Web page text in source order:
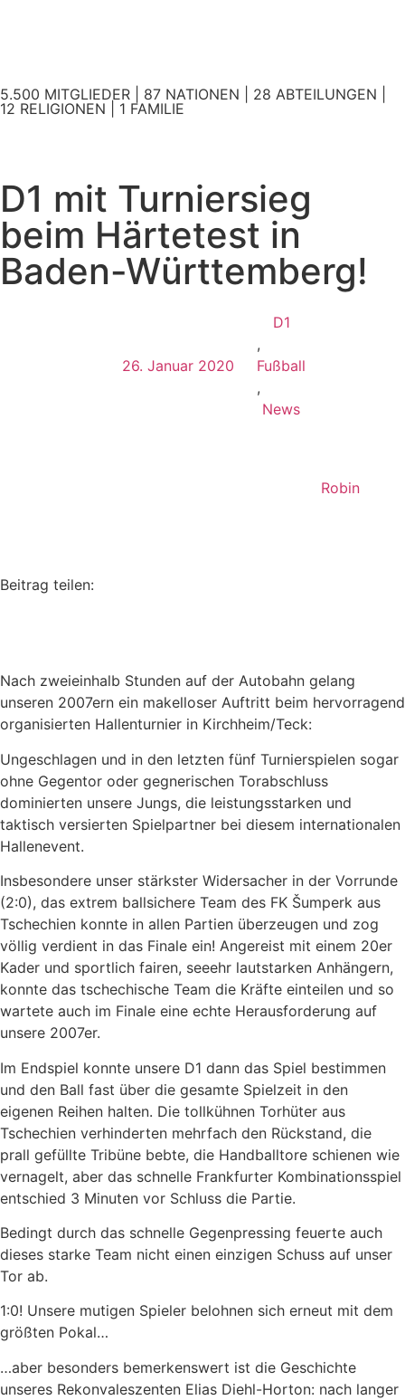
5.500 MITGLIEDER | 87 NATIONEN | 28 ABTEILUNGEN |
12 RELIGIONEN | 1 FAMILIE
D1 mit Turniersieg
beim Härtetest in
Baden-Württemberg!
26. Januar 2020
D1
,
Fußball
,
News
Robin
Beitrag teilen:
Nach zweieinhalb Stunden auf der Autobahn gelang
unseren 2007ern ein makelloser Auftritt beim hervorragend
organisierten Hallenturnier in Kirchheim/Teck:
Ungeschlagen und in den letzten fünf Turnierspielen sogar
ohne Gegentor oder gegnerischen Torabschluss
dominierten unsere Jungs, die leistungsstarken und
taktisch versierten Spielpartner bei diesem internationalen
Hallenevent.
Insbesondere unser stärkster Widersacher in der Vorrunde
(2:0), das extrem ballsichere Team des FK Šumperk aus
Tschechien konnte in allen Partien überzeugen und zog
völlig verdient in das Finale ein! Angereist mit einem 20er
Kader und sportlich fairen, seeehr lautstarken Anhängern,
konnte das tschechische Team die Kräfte einteilen und so
wartete auch im Finale eine echte Herausforderung auf
unsere 2007er.
Im Endspiel konnte unsere D1 dann das Spiel bestimmen
und den Ball fast über die gesamte Spielzeit in den
eigenen Reihen halten. Die tollkühnen Torhüter aus
Tschechien verhinderten mehrfach den Rückstand, die
prall gefüllte Tribüne bebte, die Handballtore schienen wie
vernagelt, aber das schnelle Frankfurter Kombinationsspiel
entschied 3 Minuten vor Schluss die Partie.
Bedingt durch das schnelle Gegenpressing feuerte auch
dieses starke Team nicht einen einzigen Schuss auf unser
Tor ab.
1:0! Unsere mutigen Spieler belohnen sich erneut mit dem
größten Pokal…
…aber besonders bemerkenswert ist die Geschichte
unseres Rekonvaleszenten Elias Diehl-Horton: nach langer